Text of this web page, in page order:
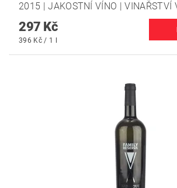
2015 | JAKOSTNÍ VÍNO | VINAŘSTVÍ
297 Kč
396 Kč / 1 l